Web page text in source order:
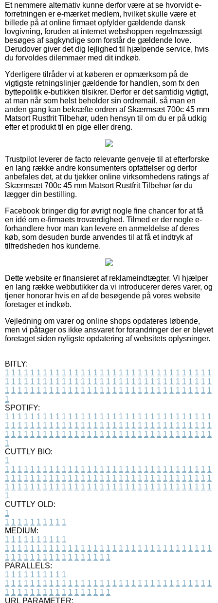
Et nemmere alternativ kunne derfor være at se hvorvidt e-
forretningen er e-mærket medlem, hvilket skulle være et
billede på at online firmaet opfylder gældende dansk
lovgivning, foruden at internet webshoppen regelmæssigt
besøges af sagkyndige som forstår de gældende love.
Derudover giver det dig lejlighed til hjælpende service, hvis
du forvoldes dilemmaer med dit indkøb.
Yderligere tilråder vi at køberen er opmærksom på de
vigtigste retningslinjer gældende for handlen, som fx den
byttepolitik e-butikken tilsikrer. Derfor er det samtidig vigtigt,
at man når som helst beholder sin ordremail, så man en
anden gang kan bekræfte ordren af Skærmsæt 700c 45 mm
Matsort Rustfrit Tilbehør, uden hensyn til om du er på udkig
efter et produkt til en pige eller dreng.
Trustpilot leverer de facto relevante genveje til at efterforske
en lang række andre konsumenters opfattelser og derfor
anbefales det, at du tjekker online virksomhedens ratings af
Skærmsæt 700c 45 mm Matsort Rustfrit Tilbehør før du
lægger din bestilling.
Facebook bringer dig for øvrigt nogle fine chancer for at få
en idé om e-firmaets troværdighed. Tilmed er der nogle e-
forhandlere hvor man kan levere en anmeldelse af deres
køb, som desuden burde anvendes til at få et indtryk af
tilfredsheden hos kunderne.
Dette website er finansieret af reklameindtægter. Vi hjælper
en lang række webbutikker da vi introducerer deres varer, og
tjener honorar hvis en af de besøgende på vores website
foretager et indkøb.
Vejledning om varer og online shops opdateres løbende,
men vi påtager os ikke ansvaret for forandringer der er blevet
foretaget siden nyligste opdatering af websitets oplysninger.
BITLY:
1 1 1 1 1 1 1 1 1 1 1 1 1 1 1 1 1 1 1 1 1 1 1 1 1 1 1 1 1 1 1 1 1
1 1 1 1 1 1 1 1 1 1 1 1 1 1 1 1 1 1 1 1 1 1 1 1 1 1 1 1 1 1 1 1 1
1 1 1 1 1 1 1 1 1 1 1 1 1 1 1 1 1 1 1 1 1 1 1 1 1 1 1 1 1 1 1 1 1
1
SPOTIFY:
1 1 1 1 1 1 1 1 1 1 1 1 1 1 1 1 1 1 1 1 1 1 1 1 1 1 1 1 1 1 1 1 1
1 1 1 1 1 1 1 1 1 1 1 1 1 1 1 1 1 1 1 1 1 1 1 1 1 1 1 1 1 1 1 1 1
1 1 1 1 1 1 1 1 1 1 1 1 1 1 1 1 1 1 1 1 1 1 1 1 1 1 1 1 1 1 1 1 1
1
CUTTLY BIO:
1
1 1 1 1 1 1 1 1 1 1 1 1 1 1 1 1 1 1 1 1 1 1 1 1 1 1 1 1 1 1 1 1 1
1 1 1 1 1 1 1 1 1 1 1 1 1 1 1 1 1 1 1 1 1 1 1 1 1 1 1 1 1 1 1 1 1
1 1 1 1 1 1 1 1 1 1 1 1 1 1 1 1 1 1 1 1 1 1 1 1 1 1 1 1 1 1 1 1 1
1
CUTTLY OLD:
1
1 1 1 1 1 1 1 1 1 1
MEDIUM:
1 1 1 1 1 1 1 1 1 1
1 1 1 1 1 1 1 1 1 1 1 1 1 1 1 1 1 1 1 1 1 1 1 1 1 1 1 1 1 1 1 1 1
1 1 1 1 1 1 1 1 1 1 1 1 1 1 1 1 1
PARALLELS:
1 1 1 1 1 1 1 1 1 1
1 1 1 1 1 1 1 1 1 1 1 1 1 1 1 1 1 1 1 1 1 1 1 1 1 1 1 1 1 1 1 1 1
1 1 1 1 1 1 1 1 1 1 1 1 1 1 1 1 1
URL PARAMETER: